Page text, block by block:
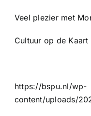
Veel plezier met
Cultuur op de
https://bspu.nl/wp-
content/uploads/